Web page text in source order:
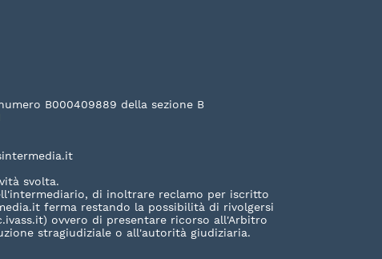
B000409889 della sezione B
svolta.
di inoltrare reclamo per iscritto
ferma restando la possibilità di rivolgersi
ovvero di presentare ricorso all'Arbitro
stragiudiziale o all'autorità giudiziaria.